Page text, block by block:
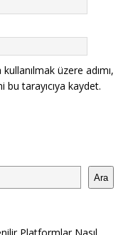
üzere adımı,
tarayıcıya kaydet.
Ara